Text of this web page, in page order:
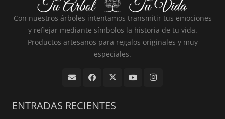
Con nuestros árboles intentamos transmitir tus emociones
y reflejar mediante símbolos la historia de tu vida.
Productos artesanos para regalos originales y muy
especiales.
ENTRADAS RECIENTES